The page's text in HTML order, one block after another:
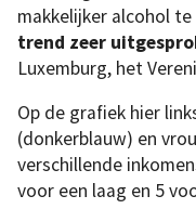
makkelijker alcohol
trend zeer
Luxemburg, het
Op de grafiek hier
(donkerblauw) en
verschillende
voor een laag en 5